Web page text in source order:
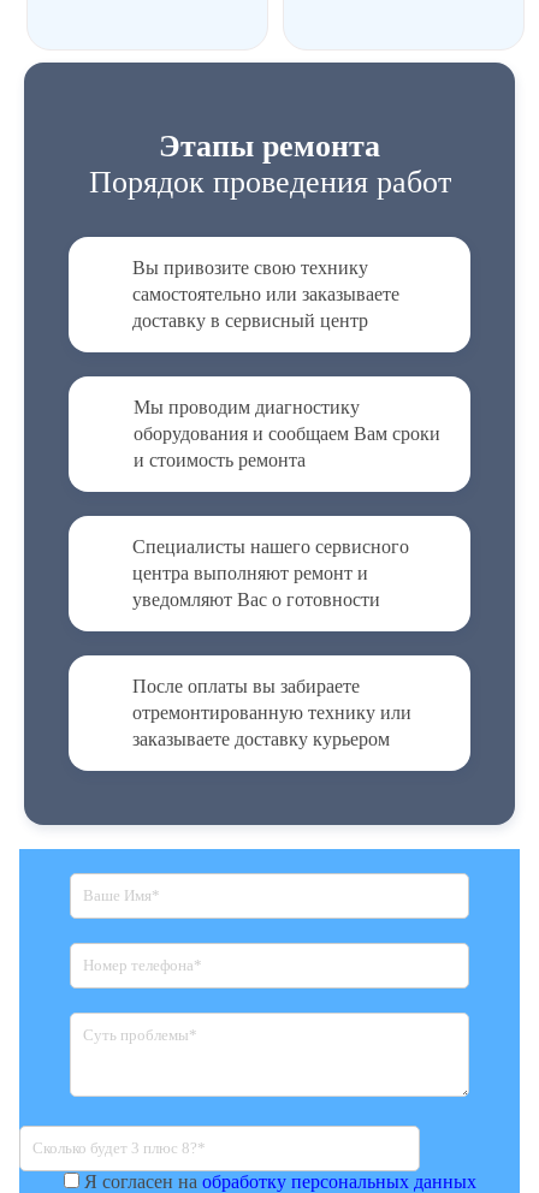
Этапы ремонта
Порядок проведения работ
Вы привозите свою технику
самостоятельно или заказываете
доставку в сервисный центр
Мы проводим диагностику
оборудования и сообщаем Вам сроки
и стоимость ремонта
Специалисты нашего сервисного
центра выполняют ремонт и
уведомляют Вас о готовности
После оплаты вы забираете
отремонтированную технику или
заказываете доставку курьером
Я согласен на обработку персональных данных